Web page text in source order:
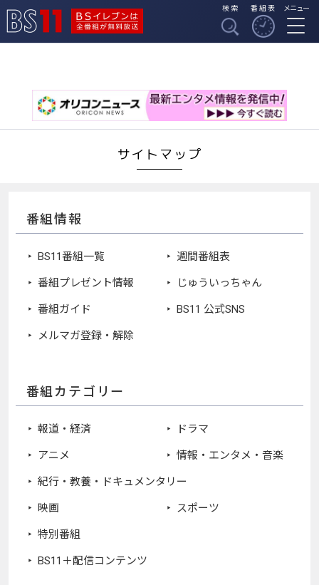
BSイレブンは全番組
検索 番組表 メニュー
サイトマップ
番組情報
BS11番組一覧 週間番組表
番組プレゼント情報 じゅういっちゃん
番組ガイド BS11 公式SNS
メルマガ登録・解除
番組カテゴリー
報道・経済 ドラマ
アニメ 情報・エンタメ・音楽
紀行・教養・ドキュメンタリー
映画 スポーツ
特別番組
BS11＋配信コンテンツ